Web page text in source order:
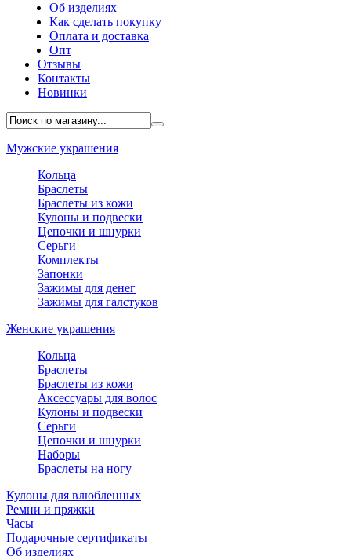
Об изделиях
Как сделать покупку
Оплата и доставка
Опт
Отзывы
Контакты
Новинки
Мужские украшения
Кольца
Браслеты
Браслеты из кожи
Кулоны и подвески
Цепочки и шнурки
Серьги
Комплекты
Запонки
Зажимы для денег
Зажимы для галстуков
Женские украшения
Кольца
Браслеты
Браслеты из кожи
Аксессуары для волос
Кулоны и подвески
Серьги
Цепочки и шнурки
Наборы
Браслеты на ногу
Кулоны для влюбленных
Ремни и пряжки
Часы
Подарочные сертификаты
Об изделиях